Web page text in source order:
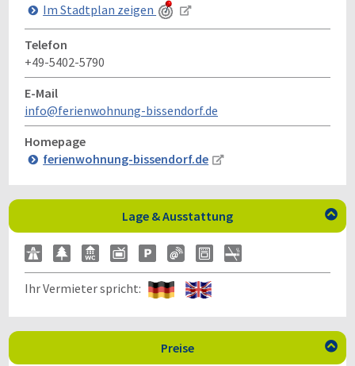
Im Stadtplan zeigen
Telefon
+49-5402-5790
E-Mail
info@ferienwohnung-bissendorf.de
Homepage
ferienwohnung-bissendorf.de
Lage & Ausstattung 
Ihr Vermieter spricht:
Preise 